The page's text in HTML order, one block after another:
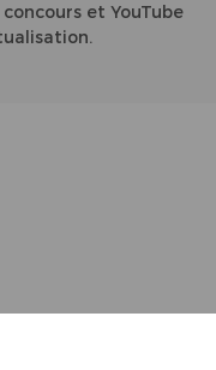
et YouTube